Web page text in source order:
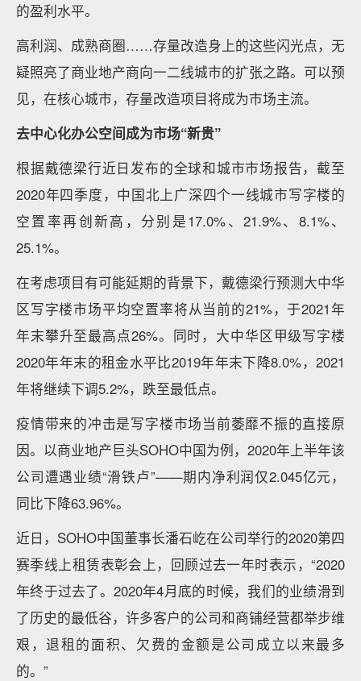
的盈利水平。
高利润、成熟商圈……存量改造身上的这些闪光点，无
疑照亮了商业地产商向一二线城市的扩张之路。可以预
见，在核心城市，存量改造项目将成为市场主流。
去中心化办公空间成为市场“新贵”
根据戴德梁行近日发布的全球和城市市场报告，截至
2020年四季度，中国北上广深四个一线城市写字楼的
空置率再创新高，分别是17.0%、21.9%、8.1%、
25.1%。
在考虑项目有可能延期的背景下，戴德梁行预测大中华
区写字楼市场平均空置率将从当前的21%，于2021年
年末攀升至最高点26%。同时，大中华区甲级写字楼
2020年年末的租金水平比2019年年末下降8.0%，2021
年将继续下调5.2%，跌至最低点。
疫情带来的冲击是写字楼市场当前萎靡不振的直接原
因。以商业地产巨头SOHO中国为例，2020年上半年该
公司遭遇业绩“滑铁卢”——期内净利润仅2.045亿元，
同比下降63.96%。
近日，SOHO中国董事长潘石屹在公司举行的2020第四
赛季线上租赁表彰会上，回顾过去一年时表示，“2020
年终于过去了。2020年4月底的时候，我们的业绩滑到
了历史的最低谷，许多客户的公司和商铺经营都举步维
艰，退租的面积、欠费的金额是公司成立以来最多
的。”